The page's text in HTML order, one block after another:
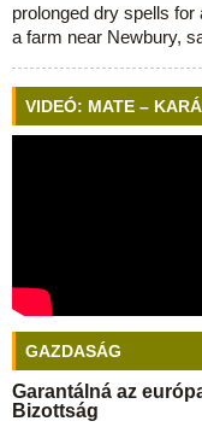
prolonged dry spells
a farm near Newbury,
VIDEÓ: MATE –
GAZDASÁG
Garantálná az
Bizottság